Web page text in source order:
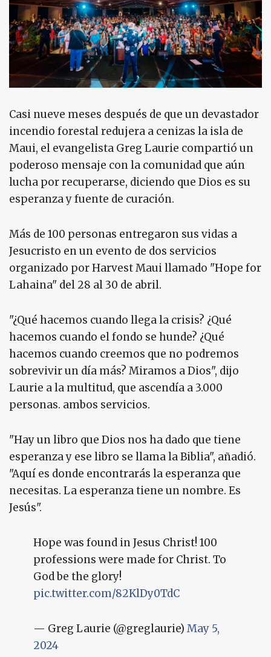
Casi nueve meses después de que un devastador
incendio forestal redujera a cenizas la isla de
Maui, el evangelista Greg Laurie compartió un
poderoso mensaje con la comunidad que aún
lucha por recuperarse, diciendo que Dios es su
esperanza y fuente de curación.
Más de 100 personas entregaron sus vidas a
Jesucristo en un evento de dos servicios
organizado por Harvest Maui llamado "Hope for
Lahaina" del 28 al 30 de abril.
"¿Qué hacemos cuando llega la crisis? ¿Qué
hacemos cuando el fondo se hunde? ¿Qué
hacemos cuando creemos que no podremos
sobrevivir un día más? Miramos a Dios", dijo
Laurie a la multitud, que ascendía a 3.000
personas. ambos servicios.
"Hay un libro que Dios nos ha dado que tiene
esperanza y ese libro se llama la Biblia", añadió.
"Aquí es donde encontrarás la esperanza que
necesitas. La esperanza tiene un nombre. Es
Jesús".
Hope was found in Jesus Christ! 100
professions were made for Christ. To
God be the glory!
pic.twitter.com/82KlDy0TdC
— Greg Laurie (@greglaurie) May 5,
2024